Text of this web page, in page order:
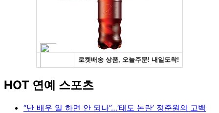
HOT 연예 스포츠
“난 배우 일 하면 안 되나”…‘태도 논란’ 정준원의 고백